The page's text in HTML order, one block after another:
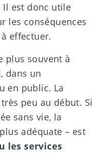
est donc utile
les conséquences
effectuer.
plus souvent à
dans un
en public. La
peu au début. Si
sans vie, la
adéquate – est
les services